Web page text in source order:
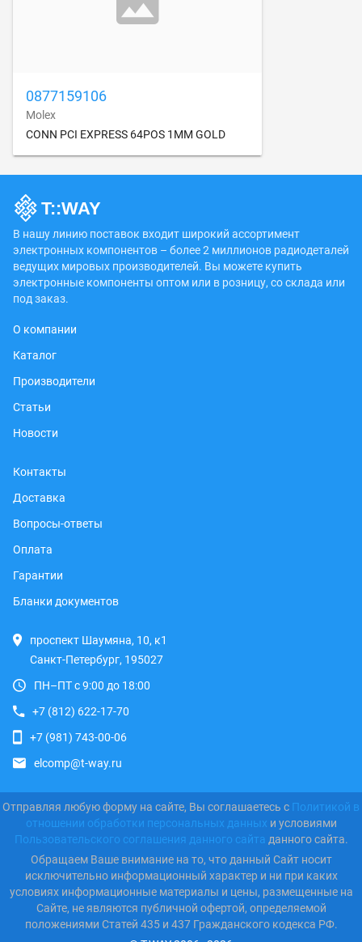
0877159106
Molex
CONN PCI EXPRESS 64POS 1MM GOLD
В нашу линию поставок входит широкий ассортимент
электронных компонентов – более 2 миллионов радиодеталей
ведущих мировых производителей. Вы можете купить
электронные компоненты оптом или в розницу, со склада или
под заказ.
О компании
Каталог
Производители
Статьи
Новости
Контакты
Доставка
Вопросы-ответы
Оплата
Гарантии
Бланки документов
проспект Шаумяна, 10, к1
Санкт-Петербург, 195027
ПН–ПТ с 9:00 до 18:00
+7 (812) 622-17-70
+7 (981) 743-00-06
elcomp@t-way.ru
Отправляя любую форму на сайте, Вы соглашаетесь с Политикой в
отношении обработки персональных данных и условиями
Пользовательского соглашения данного сайта данного сайта.
Обращаем Ваше внимание на то, что данный Сайт носит
исключительно информационный характер и ни при каких
условиях информационные материалы и цены, размещенные на
Сайте, не являются публичной офертой, определяемой
положениями Статей 435 и 437 Гражданского кодекса РФ.